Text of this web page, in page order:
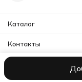
Каталог
Вентиляторы
Редукторы
Электродвигатели
Контакты
Адрес
ВентЭлектро ИП